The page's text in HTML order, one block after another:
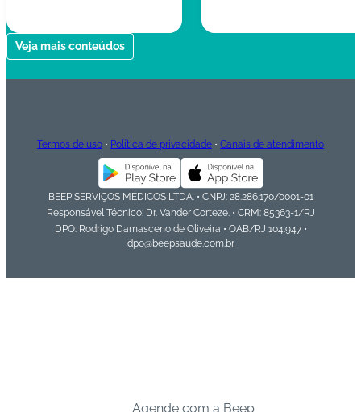
Veja mais conteúdos
Termos de uso • Política de privacidade • Canais de atendimento
BEEP SERVIÇOS MÉDICOS LTDA. • CNPJ: 28.286.170/0001-01
Responsável Técnico: Dr. Vander Corteze. • CRM: 85363-1/RJ
DPO: Rodrigo Damasceno de Oliveira • OAB/RJ 104.947 •
dpo@beepsaude.com.br
Agende com a Beep